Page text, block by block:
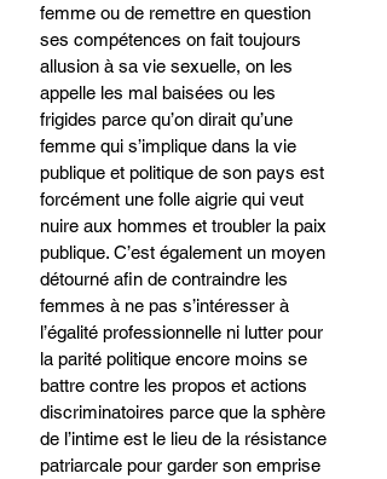
femme ou de remettre en question
ses compétences on fait toujours
allusion à sa vie sexuelle, on les
appelle les mal baisées ou les
frigides parce qu’on dirait qu’une
femme qui s’implique dans la vie
publique et politique de son pays est
forcément une folle aigrie qui veut
nuire aux hommes et troubler la paix
publique. C’est également un moyen
détourné afin de contraindre les
femmes à ne pas s’intéresser à
l’égalité professionnelle ni lutter pour
la parité politique encore moins se
battre contre les propos et actions
discriminatoires parce que la sphère
de l’intime est le lieu de la résistance
patriarcale pour garder son emprise